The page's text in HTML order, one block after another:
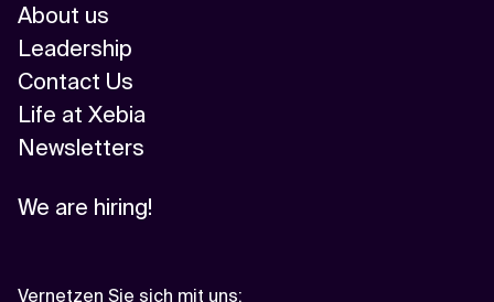
About us
Leadership
Contact Us
Life at Xebia
Newsletters
We are hiring!
Vernetzen Sie sich mit uns: